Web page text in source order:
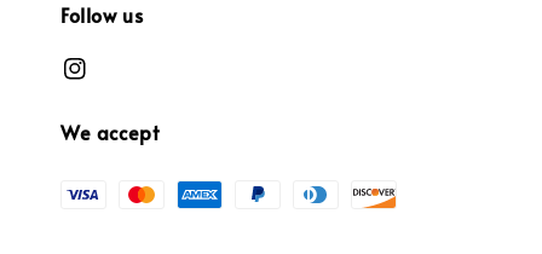
Follow us
We accept